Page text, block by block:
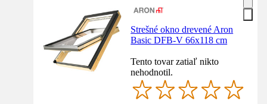
Strešné okno drevené Aron
Basic DFB-V 66x118 cm
Tento tovar zatiaľ nikto
nehodnotil.